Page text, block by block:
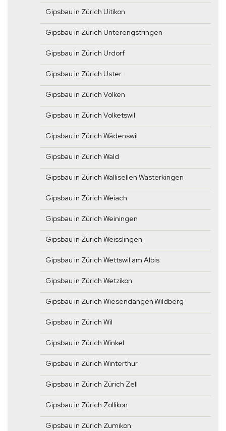
Gipsbau in Zürich Uitikon
Gipsbau in Zürich Unterengstringen
Gipsbau in Zürich Urdorf
Gipsbau in Zürich Uster
Gipsbau in Zürich Volken
Gipsbau in Zürich Volketswil
Gipsbau in Zürich Wädenswil
Gipsbau in Zürich Wald
Gipsbau in Zürich Wallisellen Wasterkingen
Gipsbau in Zürich Weiach
Gipsbau in Zürich Weiningen
Gipsbau in Zürich Weisslingen
Gipsbau in Zürich Wettswil am Albis
Gipsbau in Zürich Wetzikon
Gipsbau in Zürich Wiesendangen Wildberg
Gipsbau in Zürich Wil
Gipsbau in Zürich Winkel
Gipsbau in Zürich Winterthur
Gipsbau in Zürich Zürich Zell
Gipsbau in Zürich Zollikon
Gipsbau in Zürich Zumikon